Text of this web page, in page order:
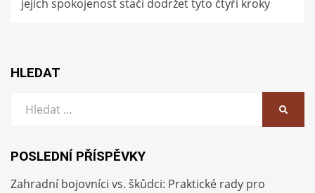
jejich spokojenost stačí dodržet tyto čtyři kroky
HLEDAT
POSLEDNÍ PŘÍSPĚVKY
Zahradní bojovníci vs. škůdci: Praktické rady pro